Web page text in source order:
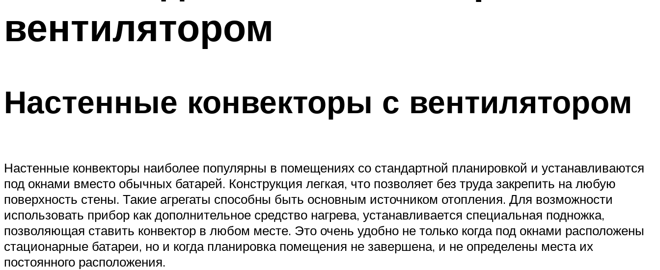
вентилятором
Настенные конвекторы с вентилятором
Настенные конвекторы наиболее популярны в помещениях со стандартной планировкой и устанавливаются
под окнами вместо обычных батарей. Конструкция легкая, что позволяет без труда закрепить на любую
поверхность стены. Такие агрегаты способны быть основным источником отопления. Для возможности
использовать прибор как дополнительное средство нагрева, устанавливается специальная подножка,
позволяющая ставить конвектор в любом месте. Это очень удобно не только когда под окнами расположены
стационарные батареи, но и когда планировка помещения не завершена, и не определены места их
постоянного расположения.